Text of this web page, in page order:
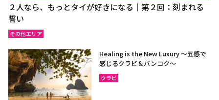
２人なら、もっとタイが好きになる｜第２回：刻まれる
誓い
その他エリア
Healing is the New Luxury ～五感で
感じるクラビ＆バンコク～
クラビ